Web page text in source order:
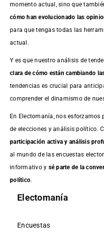
momento actual, sino que
cómo han evolucionado las
para que tengas todas las
actual.
Y es que nuestro análisis de
clara de cómo están cambiando
tendencias es crucial para
comprender el dinamismo de
En Electomanía, nos esforzamos
de elecciones y análisis político.
participación activa y análisis
al mundo de las encuestas
informativo y sé parte de la
político.
Electomanía
Encuestas